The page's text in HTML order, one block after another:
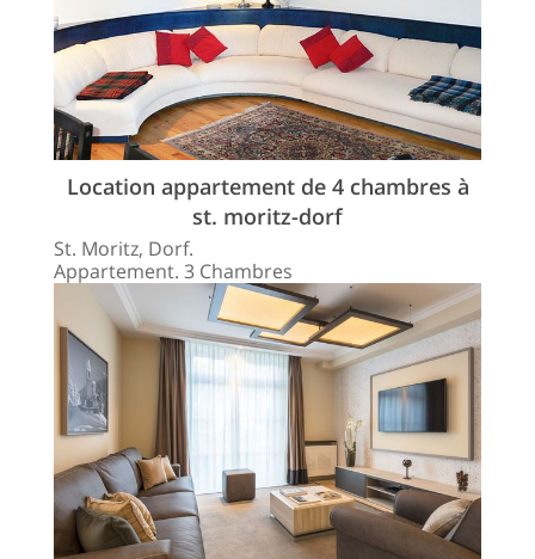
Location appartement de 4 chambres à
st. moritz-dorf
St. Moritz, Dorf.
Appartement. 3 Chambres